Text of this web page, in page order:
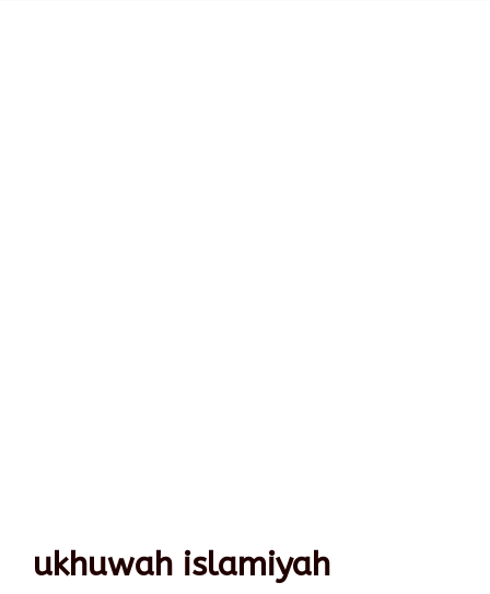
ukhuwah islamiyah